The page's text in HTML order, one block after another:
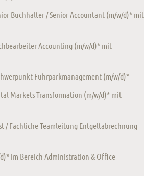
Buchhalter / Senior Accountant (m/w/d)* mit
Accounting (m/w/d)* mit
Fuhrparkmanagement (m/w/d)*
Markets Transformation (m/w/d)* mit
/ Fachliche Teamleitung Entgeltabrechnung
im Bereich Administration & Office